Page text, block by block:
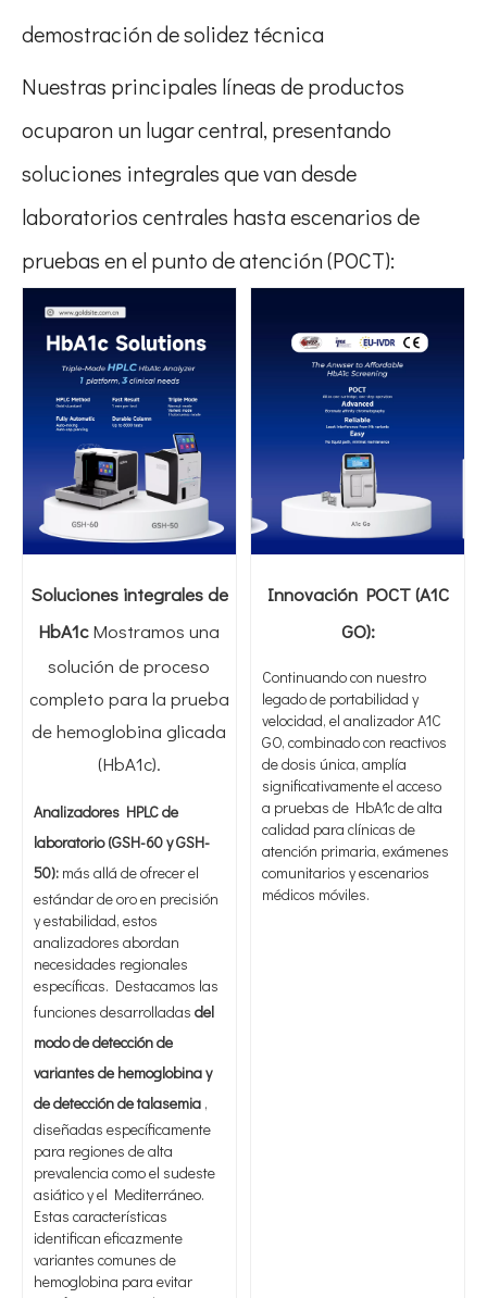
demostración de solidez técnica
Nuestras principales líneas de productos
ocuparon un lugar central, presentando
soluciones integrales que van desde
laboratorios centrales hasta escenarios de
pruebas en el punto de atención (POCT):
Soluciones integrales de
HbA1cMostramos una
solución de proceso
completo para la prueba
de hemoglobina glicada
(HbA1c).
Analizadores HPLC de
laboratorio (GSH-60 y GSH-
50): más allá de ofrecer el
estándar de oro en precisión
y estabilidad, estos
analizadores abordan
necesidades regionales
específicas. Destacamos las
funciones desarrolladas del
modo de detección de
variantes de hemoglobina y
de detección de talasemia ,
diseñadas específicamente
para regiones de alta
prevalencia como el sudeste
asiático y el Mediterráneo.
Estas características
identifican eficazmente
variantes comunes de
hemoglobina para evitar
Innovación POCT (A1C
GO):
Continuando con nuestro
legado de portabilidad y
velocidad, el analizador A1C
GO, combinado con reactivos
de dosis única, amplía
significativamente el acceso
a pruebas de HbA1c de alta
calidad para clínicas de
atención primaria, exámenes
comunitarios y escenarios
médicos móviles.